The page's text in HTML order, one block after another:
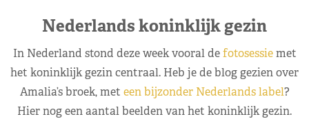
Nederlands koninklijk gezin
In Nederland stond deze week vooral defotosessiemet
het koninklijk gezin centraal. Heb je de blog gezien over
Amalia’s broek, met een bijzonder Nederlands label?
Hier nog een aantal beelden van het koninklijk gezin.